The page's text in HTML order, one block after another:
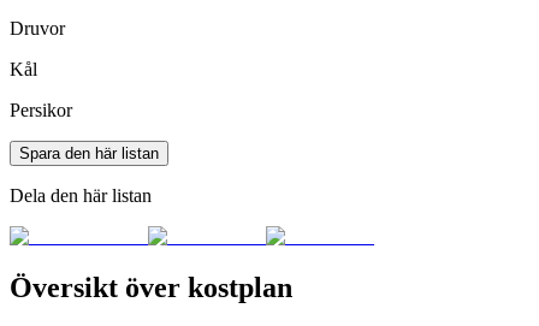
Druvor
Kål
Persikor
Spara den här listan
Dela den här listan
Översikt över kostplan